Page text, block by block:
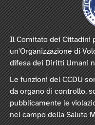
Il Comitato dei Cittadini
un'Organizzazione di
difesa dei Diritti Umani
Le funzioni del CCDU
da organo di controllo,
pubblicamente le
nel campo della Salute